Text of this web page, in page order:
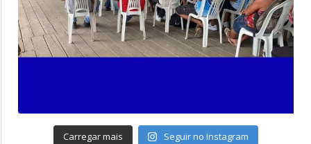
Carregar mais Seguir no Instagram